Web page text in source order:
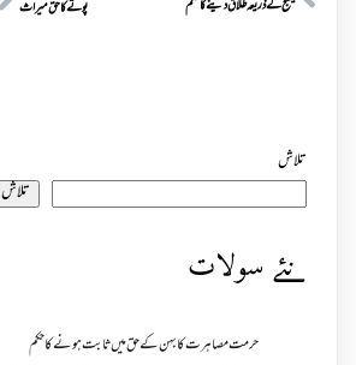
میسج کےذریعہ طلاق دینے کاحکم پوتے کاحق میراث
تلاش
تلاش
نئے سولات
حرمت مصاہرت کا بہن کے حق میں ثابت ہونے کا حکم